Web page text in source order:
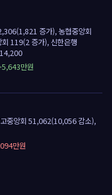
증가), 농협중앙회
119(2 증가), 신한은행
만원
중앙회 51,062(10,056 감소),
만원